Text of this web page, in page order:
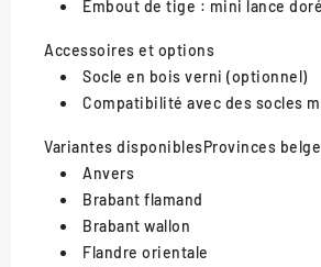
Embout de tige : mini lance
Accessoires et options
Socle en bois verni (optionnel)
Compatibilité avec des socles
Variantes disponiblesProvinces
Anvers
Brabant flamand
Brabant wallon
Flandre orientale